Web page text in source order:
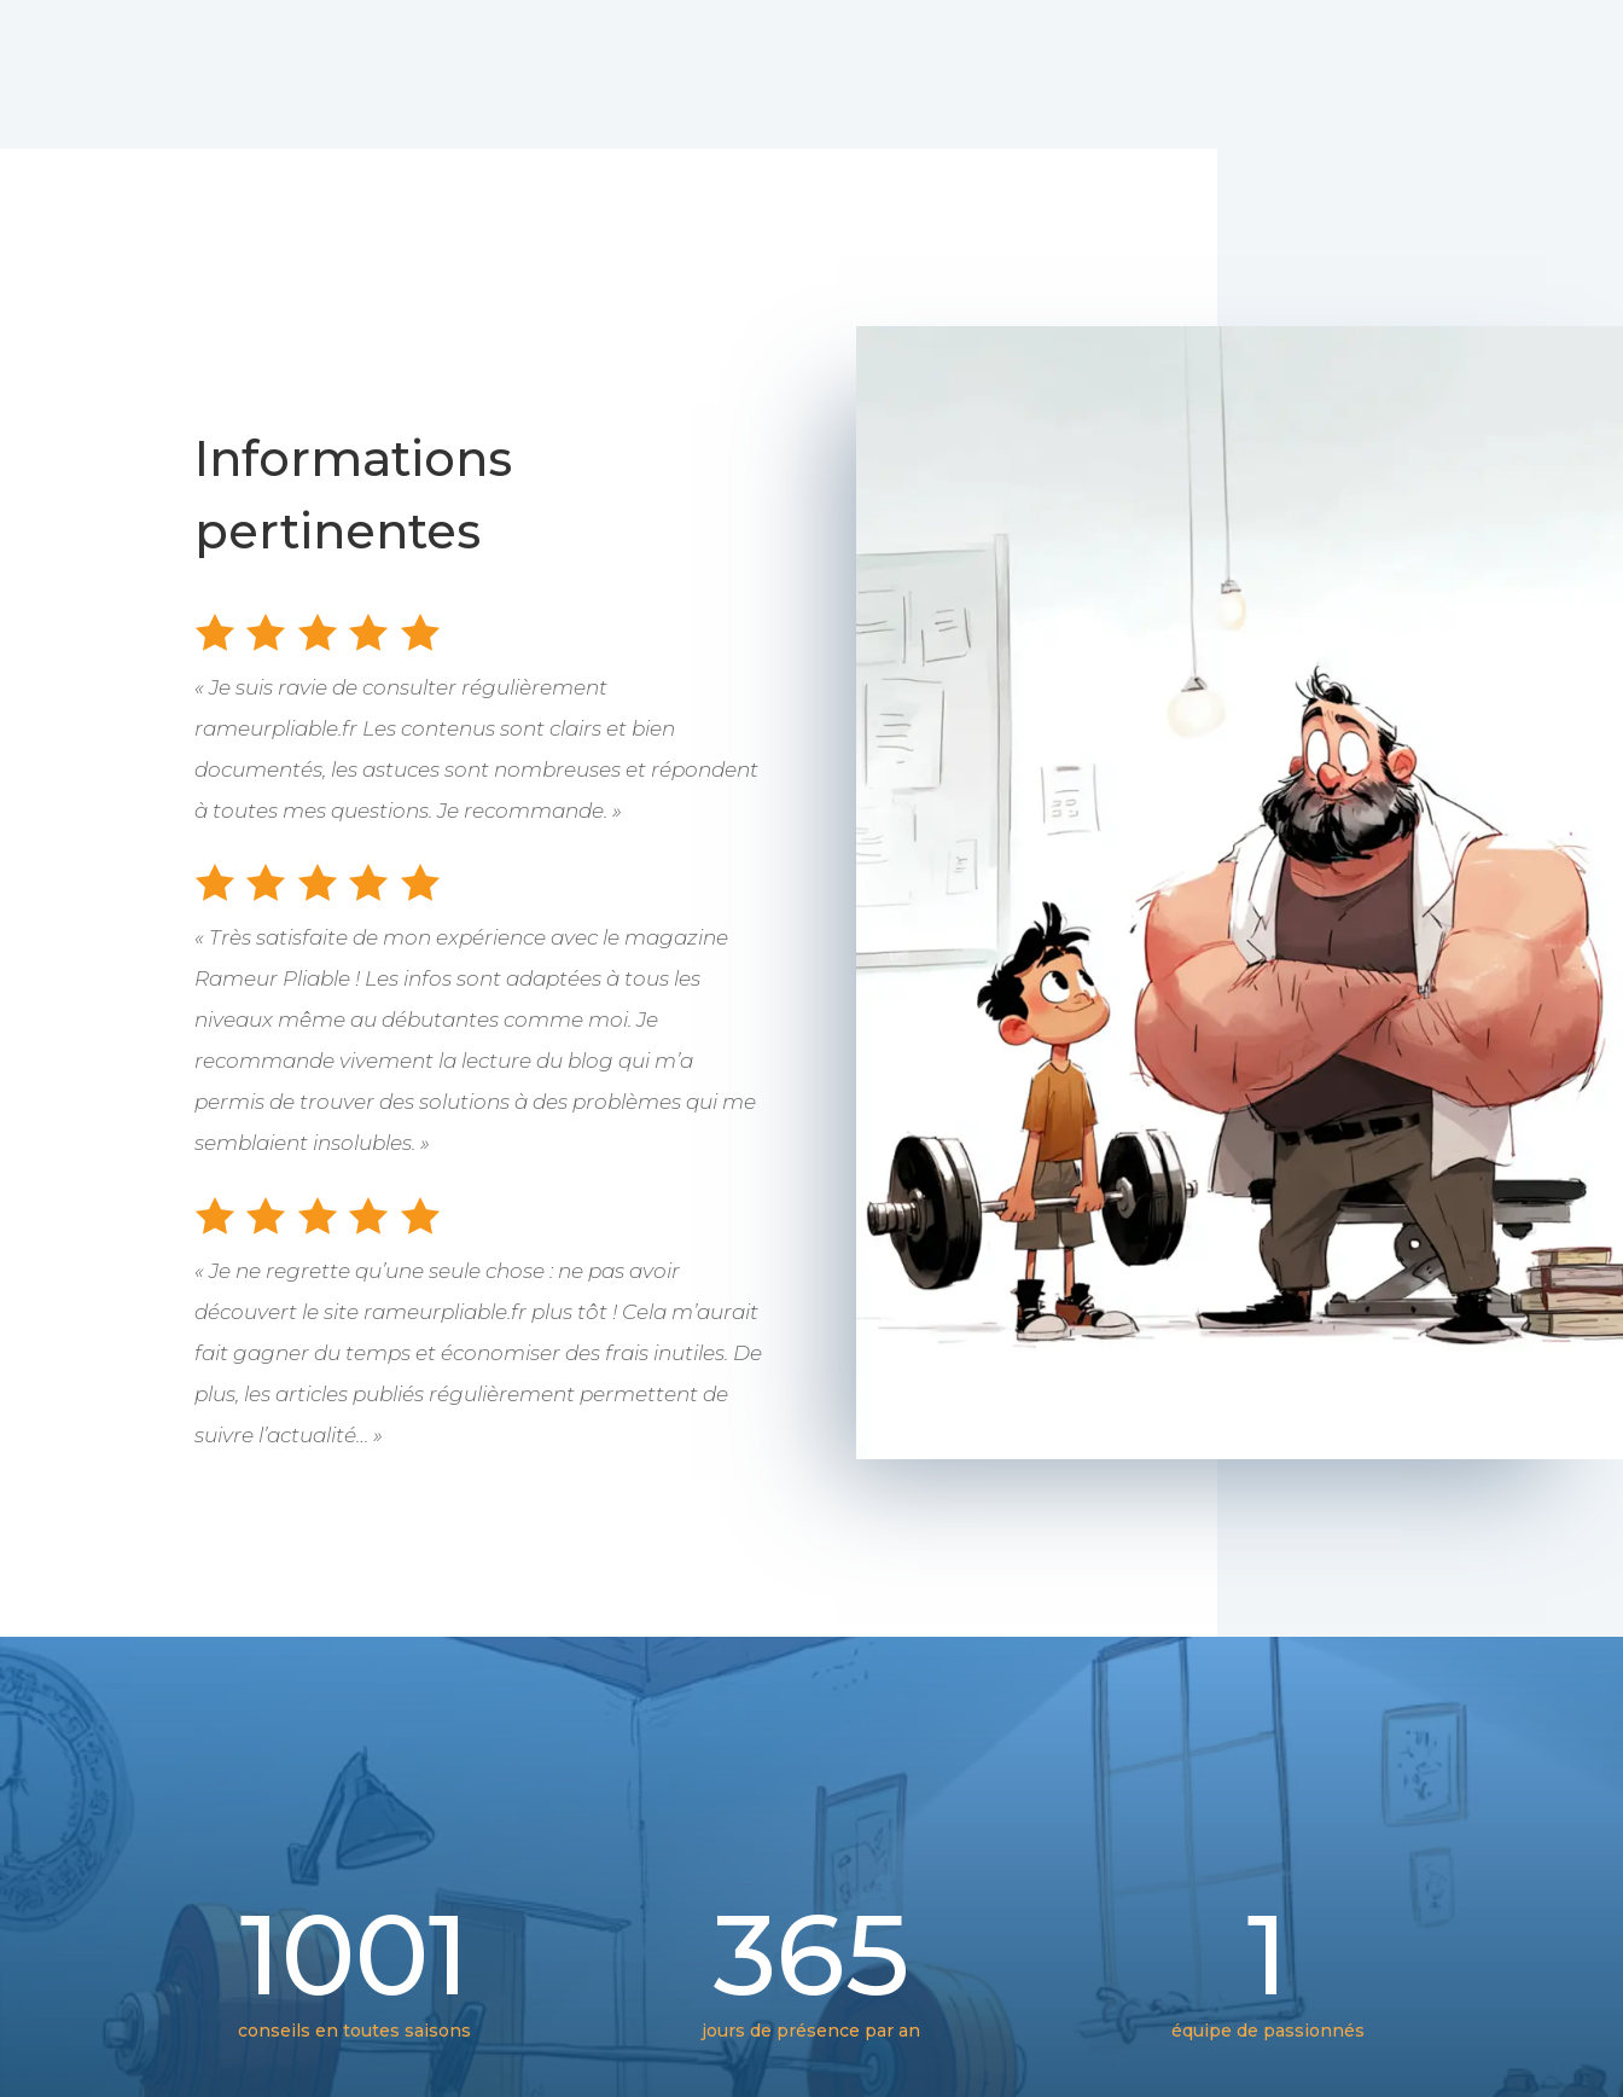
Informations
pertinentes
« Je suis ravie de consulter régulièrement
rameurpliable.fr Les contenus sont clairs et bien
documentés, les astuces sont nombreuses et répondent
à toutes mes questions. Je recommande. »
« Très satisfaite de mon expérience avec le magazine
Rameur Pliable ! Les infos sont adaptées à tous les
niveaux même au débutantes comme moi. Je
recommande vivement la lecture du blog qui m’a
permis de trouver des solutions à des problèmes qui me
semblaient insolubles. »
« Je ne regrette qu’une seule chose : ne pas avoir
découvert le site rameurpliable.fr plus tôt ! Cela m’aurait
fait gagner du temps et économiser des frais inutiles. De
plus, les articles publiés régulièrement permettent de
suivre l’actualité… »
1001
conseils en toutes saisons
365
jours de présence par an
1
équipe de passionnés